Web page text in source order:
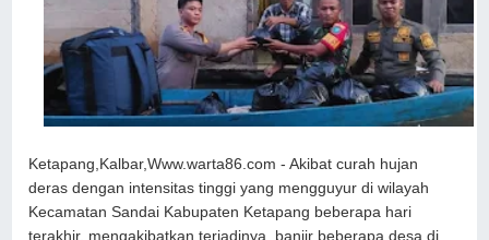
Ketapang,Kalbar,Www.warta86.com - Akibat curah hujan
deras dengan intensitas tinggi yang mengguyur di wilayah
Kecamatan Sandai Kabupaten Ketapang beberapa hari
terakhir, mengakibatkan terjadinya banjir beberapa desa di